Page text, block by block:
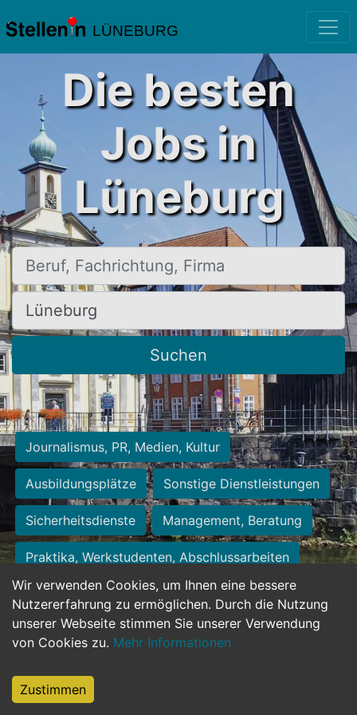
LÜNEBURG
Wir verwenden Cookies, um Ihnen eine bessere
Nutzererfahrung zu ermöglichen. Durch die Nutzung
unserer Webseite stimmen Sie unserer Verwendung
von Cookies zu. Mehr Informationen
Zustimmen
Die besten
Jobs in
Lüneburg
Beruf, Fachrichtung, Firma
Ort, Stadt
Suchen
Journalismus, PR, Medien, Kultur
Ausbildungsplätze Sonstige Dienstleistungen
Sicherheitsdienste Management, Beratung
Praktika, Werkstudenten, Abschlussarbeiten
Personalwesen Assistenz, Sekretariat
Hilfskräfte, Aushilfs- und Nebenjobs
Weiterbildung, Studium, duale Ausbildung